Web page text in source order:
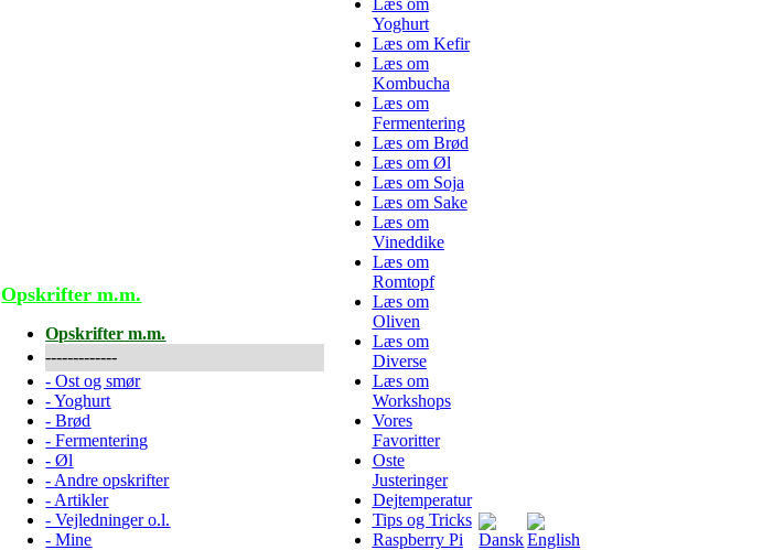
Opskrifter m.m.
Opskrifter m.m.
-------------
-Ost og smør
-Yoghurt
-Brød
-Fermentering
-Øl
- Andre opskrifter
- Artikler
-Vejledninger o.l.
-Mine
Yoghurt
Læs om Kefir
Læs om
Kombucha
Læs om
Fermentering
Læs om Brød
Læs om Øl
Læs om Soja
Læs om Sake
Læs om
Vineddike
Læs om
Romtopf
Læs om
Oliven
Læs om
Diverse
Læs om
Workshops
Vores
Favoritter
Oste
Justeringer
Dejtemperatur
Tips og Tricks
Raspberry Pi